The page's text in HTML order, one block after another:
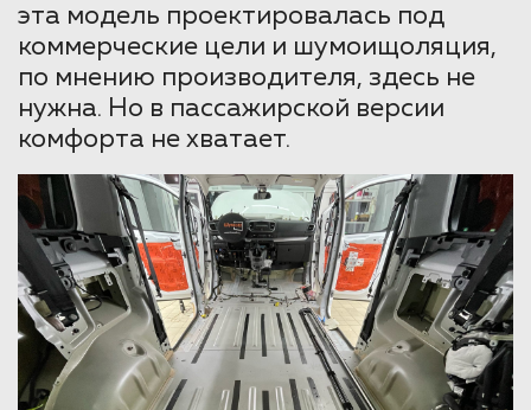
эта модель проектировалась под
коммерческие цели и шумоищоляция,
по мнению производителя, здесь не
нужна. Но в пассажирской версии
комфорта не хватает.